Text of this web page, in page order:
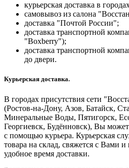
курьерская доставка в
самовывоз из салона
доставка "Почтой России";
доставка транспортной
"Boxberry");
доставка транспортной
до двери.
Курьерская доставка.
В городах присутствия сети
(Ростов-на-Дону, Азов, Батайск,
Минеральные Воды, Пятигорск,
Георгиевск, Будённовск), Вы
с помощью курьера. Курьерская
товара на склад, свяжется с Вами
удобное время доставки.